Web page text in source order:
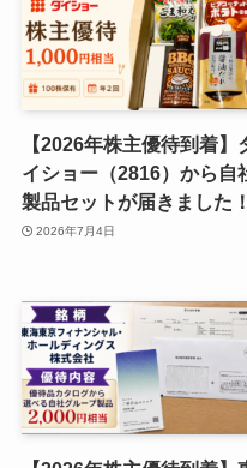
【2026年株主優待到着】
イショー（2816）から自
製品セットが届きました！
2026年7月4日